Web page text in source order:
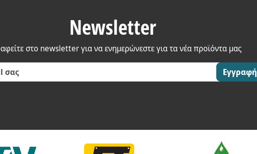
Newsletter
στο newsletter για να ενημερώνεστε για τα νέα προϊόντα μας
Εγγραφή